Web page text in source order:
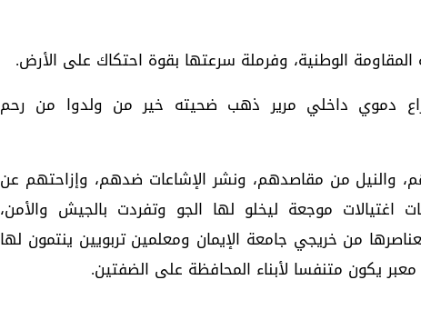
الوطنية، وفرملة سرعتها بقوة احتكاك على الأرض.
دموي داخلي مرير ذهب ضحيته خير من ولدوا من رحم
والنيل من مقاصدهم، ونشر الإشاعات ضدهم، وإزاحتهم عن
اغتيالات موجعة ليخلو لها الجو وتفردت بالجيش والأمن،
من خريجي جامعة الإيمان ومعلمين تربويين ينتمون لها
يكون متنفسا لأبناء المحافظة على الضفتين.